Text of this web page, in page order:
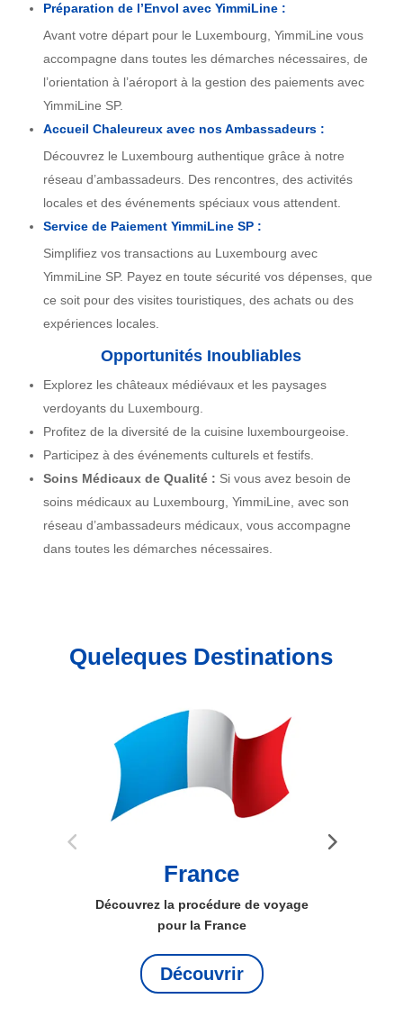
Préparation de l’Envol avec YimmiLine :
Avant votre départ pour le Luxembourg, YimmiLine vous
accompagne dans toutes les démarches nécessaires, de
l’orientation à l’aéroport à la gestion des paiements avec
YimmiLine SP.
Accueil Chaleureux avec nos Ambassadeurs :
Découvrez le Luxembourg authentique grâce à notre
réseau d’ambassadeurs. Des rencontres, des activités
locales et des événements spéciaux vous attendent.
Service de Paiement YimmiLine SP :
Simplifiez vos transactions au Luxembourg avec
YimmiLine SP. Payez en toute sécurité vos dépenses, que
ce soit pour des visites touristiques, des achats ou des
expériences locales.
Opportunités Inoubliables
Explorez les châteaux médiévaux et les paysages
verdoyants du Luxembourg.
Profitez de la diversité de la cuisine luxembourgeoise.
Participez à des événements culturels et festifs.
Soins Médicaux de Qualité : Si vous avez besoin de
soins médicaux au Luxembourg, YimmiLine, avec son
réseau d’ambassadeurs médicaux, vous accompagne
dans toutes les démarches nécessaires.
Queleques Destinations
Belgique
Découvrez la procédure de voyage
pour la Belgique
Découvrir